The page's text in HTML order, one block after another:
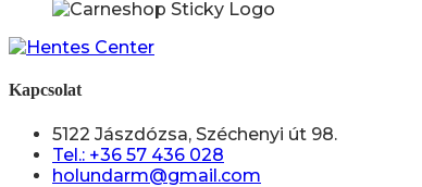
Kapcsolat
5122 Jászdózsa, Széchenyi út 98.
Tel.: +36 57 436 028
holundarm@gmail.com